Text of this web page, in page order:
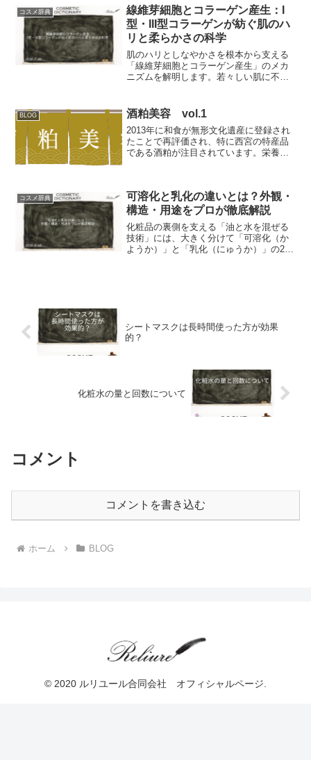
では、処方開発のプロが、これらの試験
の具体的な内容と、消費者が...
コスメ辞典
線維芽細胞とコラーゲン産生：I
型・III型コラーゲンが紡ぐ肌のハ
リと柔らかさの科学
肌のハリとしなやかさを根本から支える
「線維芽細胞とコラーゲン産生」のメカ
ニズムを解明します。若々しい肌に不可
の作用機序まで、コスメ辞典として詳し
く解説します。1. ...
BLOG 酒粕美容 vol.1
2013年に和食が無形文化遺産に登録され
たことで再評価され、特に西宮の特産品
である酒粕が注目されています。栄養豊
コスメ辞典
可溶化と乳化の違いとは？外観・
構造・用途をプロが徹底解説
化粧品の裏側を支える「油と水を混ぜる
技術」には、大きく分けて「可溶化（か
ようか）」と「乳化（にゅうか）」の2つ
シートマスクは長時間使った方が効果
的？
化粧水の量と回数について
コメント
コメントを書き込む
ホーム BLOG
© 2020 ルリユール合同会社 オフィシャルページ.